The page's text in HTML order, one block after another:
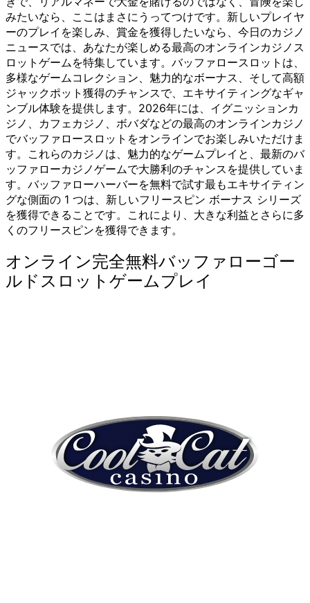
みたいなら、ここはまさにうってつけです。新しいプレイヤ
ーのプレイを楽しみ、賞金を獲得したいなら、今日のカジノ
ニュースでは、あなたが楽しめる最高のオンラインカジノス
ロットゲームを特集しています。バッファロースロットは、
多様なゲームコレクション、魅力的なボーナス、そして高額
ジャックポット獲得のチャンスで、エキサイティングなギャ
ンブル体験を提供します。2026年には、イグニッションカ
ジノ、カフェカジノ、ボバダなどの最高のオンラインカジノ
でバッファロースロットをオンラインでお楽しみいただけま
す。これらのカジノは、魅力的なゲームプレイと、最新のバ
ッファローカジノゲームで大勝利のチャンスを提供していま
す。バッファローハーバーを無料で試す最もエキサイティン
グな側面の 1 つは、新しいフリースピン ボーナス シリーズ
を獲得できることです。これにより、大きな利益とさらに多
くのフリースピンを獲得できます。
オンライン完全無料バッファローゴー
ルドスロットゲームプレイ